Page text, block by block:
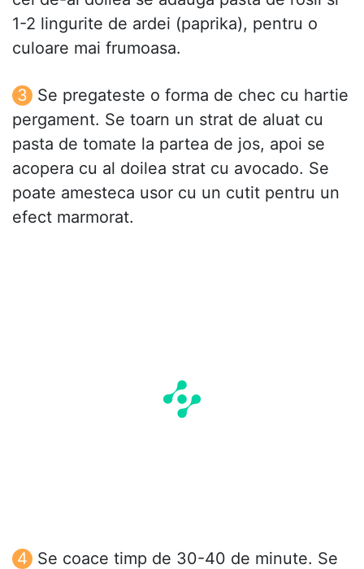
1-2 lingurite de ardei (paprika), pentru o
culoare mai frumoasa.
Se pregateste o forma de chec cu hartie
pergament. Se toarn un strat de aluat cu
pasta de tomate la partea de jos, apoi se
acopera cu al doilea strat cu avocado. Se
poate amesteca usor cu un cutit pentru un
efect marmorat.
Se coace timp de 30-40 de minute. Se